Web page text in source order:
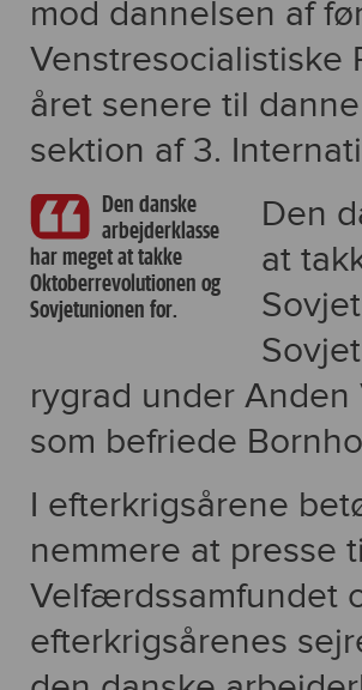
mod dannelsen af
Venstresocialistiske
året senere til
sektion af 3.
Den danske
arbejderklasse
har meget at takke
Oktoberrevolutionen og
Sovjetunionen for.
Den
at
rygrad under
som befriede
I efterkrigsårene
nemmere at presse
Velfærdssamfundet
efterkrigsårenes